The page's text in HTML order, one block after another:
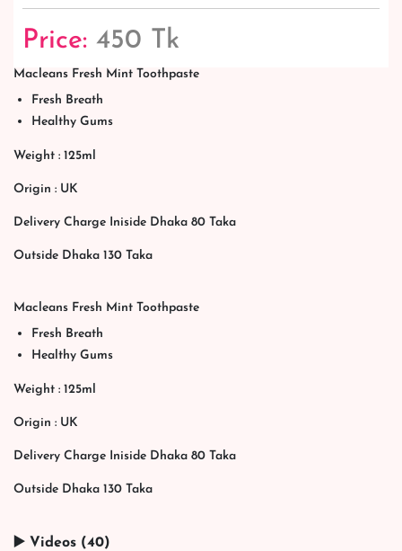
Price: 450 Tk
Macleans Fresh Mint Toothpaste
Fresh Breath
Healthy Gums
Weight : 125ml
Origin : UK
Delivery Charge Iniside Dhaka 80 Taka
Outside Dhaka 130 Taka
Macleans Fresh Mint Toothpaste
Fresh Breath
Healthy Gums
Weight : 125ml
Origin : UK
Delivery Charge Iniside Dhaka 80 Taka
Outside Dhaka 130 Taka
▶️ Videos (40)